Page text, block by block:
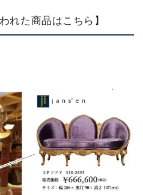
れた商品はこちら】